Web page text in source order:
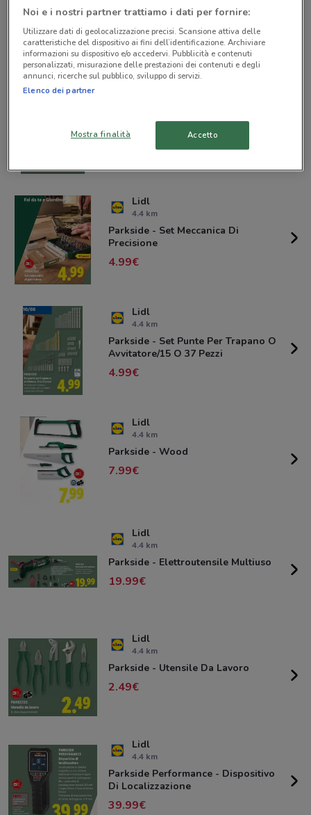
Parkside Performance - Batteria
79.00
Parkside Performance - Batteria 2,5
Ah Con Caricabatterie
Lidl
4.4 km
Parkside - Set Meccanica Di
Precisione
4.99
Lidl
4.4 km
Parkside - Set Punte Per Trapano O
Avvitatore/15 O 37 Pezzi
4.99
Lidl
4.4 km
Parkside - Wood
7.99
Lidl
4.4 km
Parkside - Elettroutensile Multiuso
19.99
Lidl
4.4 km
Parkside - Utensile Da Lavoro
2.49
Lidl
4.4 km
Parkside Performance - Dispositivo
Di Localizzazione
39.99
Noi e i nostri partner trattiamo i dati per fornire:
Utilizzare dati di geolocalizzazione precisi. Scansione attiva delle
caratteristiche del dispositivo ai fini dell’identificazione. Archiviare
informazioni su dispositivo e/o accedervi. Pubblicità e contenuti
personalizzati, misurazione delle prestazioni dei contenuti e degli
annunci, ricerche sul pubblico, sviluppo di servizi.
Elenco dei partner
Mostra finalità Accetto